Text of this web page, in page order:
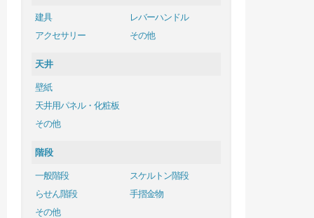
建具
レバーハンドル
アクセサリー
その他
天井
壁紙
天井用パネル・化粧板
その他
階段
一般階段
スケルトン階段
らせん階段
手摺金物
その他